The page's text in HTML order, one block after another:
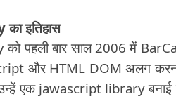
इतिहास
पहली बार साल 2006 में
और HTML DOM अलग
एक jawascript library बनाई